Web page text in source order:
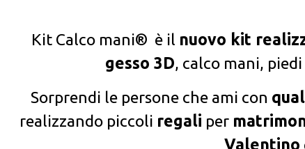
Kit Calco mani® è il nuovo kit
gesso 3D, calco mani,
Sorprendi le persone che ami con
realizzando piccoli regali per
Valentino